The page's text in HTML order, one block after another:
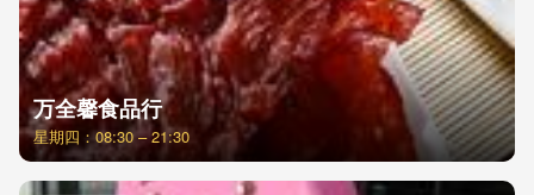
万全馨食品行
星期四：08:30 – 21:30